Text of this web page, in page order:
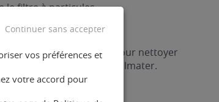
le filtre à particules
n’est pas suffisante pour nettoyer
se boucher ou pire, se colmater.
plusieurs manières :
vos préférences et
votre accord pour
Continuer sans accepter